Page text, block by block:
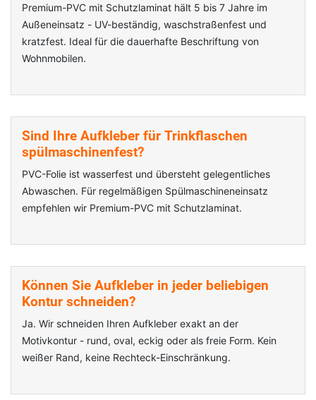
Premium-PVC mit Schutzlaminat hält 5 bis 7 Jahre im
Außeneinsatz - UV-beständig, waschstraßenfest und
kratzfest. Ideal für die dauerhafte Beschriftung von
Wohnmobilen.
Sind Ihre Aufkleber für Trinkflaschen
spülmaschinenfest?
PVC-Folie ist wasserfest und übersteht gelegentliches
Abwaschen. Für regelmäßigen Spülmaschineneinsatz
empfehlen wir Premium-PVC mit Schutzlaminat.
Können Sie Aufkleber in jeder beliebigen
Kontur schneiden?
Ja. Wir schneiden Ihren Aufkleber exakt an der
Motivkontur - rund, oval, eckig oder als freie Form. Kein
weißer Rand, keine Rechteck-Einschränkung.